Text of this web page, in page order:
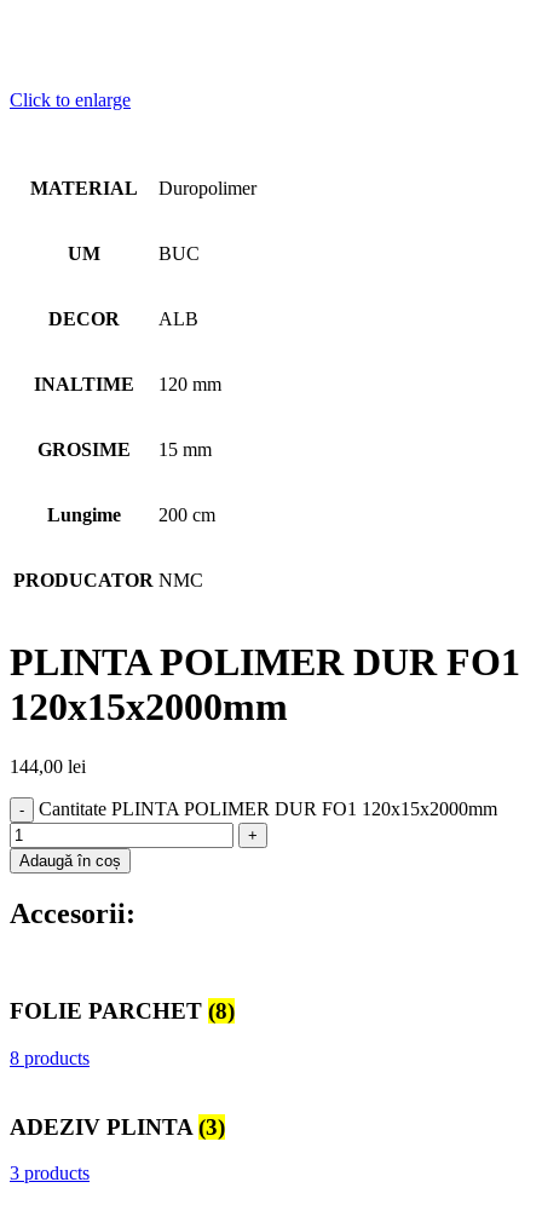
Click to enlarge
MATERIAL Duropolimer
UM BUC
DECOR ALB
INALTIME 120 mm
GROSIME 15 mm
Lungime 200 cm
PRODUCATOR NMC
PLINTA POLIMER DUR FO1
120x15x2000mm
144,00 lei
Cantitate PLINTA POLIMER DUR FO1 120x15x2000mm
Adaugă în coș
Accesorii:
FOLIE PARCHET (8)
8 products
ADEZIV PLINTA (3)
3 products